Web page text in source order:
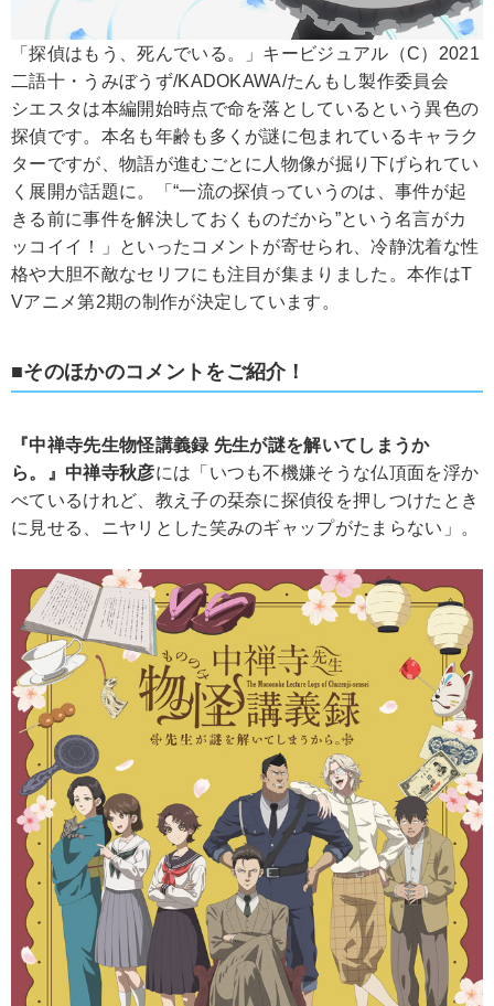
「探偵はもう、死んでいる。」キービジュアル（C）2021
二語十・うみぼうず/KADOKAWA/たんもし製作委員会
シエスタは本編開始時点で命を落としているという異色の
探偵です。本名も年齢も多くが謎に包まれているキャラク
ターですが、物語が進むごとに人物像が掘り下げられてい
く展開が話題に。「“一流の探偵っていうのは、事件が起
きる前に事件を解決しておくものだから”という名言がカ
ッコイイ！」といったコメントが寄せられ、冷静沈着な性
格や大胆不敵なセリフにも注目が集まりました。本作はT
Vアニメ第2期の制作が決定しています。
■そのほかのコメントをご紹介！
『中禅寺先生物怪講義録 先生が謎を解いてしまうか
ら。』中禅寺秋彦には「いつも不機嫌そうな仏頂面を浮か
べているけれど、教え子の栞奈に探偵役を押しつけたとき
に見せる、ニヤリとした笑みのギャップがたまらない」。